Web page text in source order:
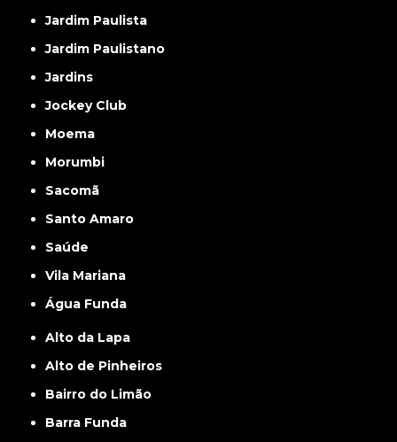
Jardim Paulista
Jardim Paulistano
Jardins
Jockey Club
Moema
Morumbi
Sacomã
Santo Amaro
Saúde
Vila Mariana
Água Funda
Alto da Lapa
Alto de Pinheiros
Bairro do Limão
Barra Funda